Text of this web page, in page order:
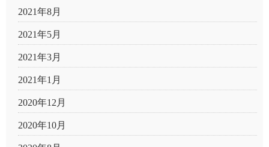
2021年8月
2021年5月
2021年3月
2021年1月
2020年12月
2020年10月